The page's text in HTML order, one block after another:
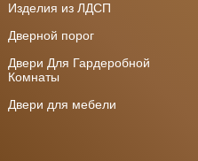
Изделия из ЛДСП
Дверной порог
Двери Для Гардеробной
Комнаты
Двери для мебели